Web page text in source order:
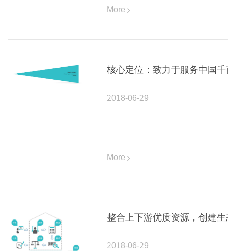
More
核心定位：致力于服务中国
2018-06-29
More
整合上下游优质资源，创建
2018-06-29